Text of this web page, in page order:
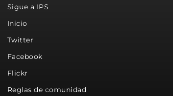
Sigue a IPS
Inicio
Twitter
Facebook
Flickr
Reglas de comunidad